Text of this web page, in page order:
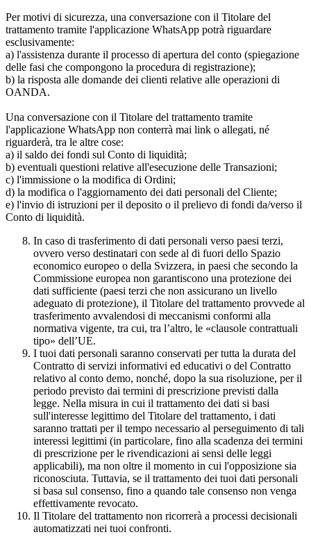
Per motivi di sicurezza, una conversazione con il Titolare del
trattamento tramite l'applicazione WhatsApp potrà riguardare
esclusivamente:
a) l'assistenza durante il processo di apertura del conto (spiegazione
delle fasi che compongono la procedura di registrazione);
b) la risposta alle domande dei clienti relative alle operazioni di
OANDA.
Una conversazione con il Titolare del trattamento tramite
l'applicazione WhatsApp non conterrà mai link o allegati, né
riguarderà, tra le altre cose:
a) il saldo dei fondi sul Conto di liquidità;
b) eventuali questioni relative all'esecuzione delle Transazioni;
c) l'immissione o la modifica di Ordini;
d) la modifica o l'aggiornamento dei dati personali del Cliente;
e) l'invio di istruzioni per il deposito o il prelievo di fondi da/verso il
Conto di liquidità.
In caso di trasferimento di dati personali verso paesi terzi,
ovvero verso destinatari con sede al di fuori dello Spazio
economico europeo o della Svizzera, in paesi che secondo la
Commissione europea non garantiscono una protezione dei
dati sufficiente (paesi terzi che non assicurano un livello
adeguato di protezione), il Titolare del trattamento provvede al
trasferimento avvalendosi di meccanismi conformi alla
normativa vigente, tra cui, tra l’altro, le «clausole contrattuali
tipo» dell’UE.
I tuoi dati personali saranno conservati per tutta la durata del
Contratto di servizi informativi ed educativi o del Contratto
relativo al conto demo, nonché, dopo la sua risoluzione, per il
periodo previsto dai termini di prescrizione previsti dalla
legge. Nella misura in cui il trattamento dei dati si basi
sull'interesse legittimo del Titolare del trattamento, i dati
saranno trattati per il tempo necessario al perseguimento di tali
interessi legittimi (in particolare, fino alla scadenza dei termini
di prescrizione per le rivendicazioni ai sensi delle leggi
applicabili), ma non oltre il momento in cui l'opposizione sia
riconosciuta. Tuttavia, se il trattamento dei tuoi dati personali
si basa sul consenso, fino a quando tale consenso non venga
effettivamente revocato.
Il Titolare del trattamento non ricorrerà a processi decisionali
automatizzati nei tuoi confronti.